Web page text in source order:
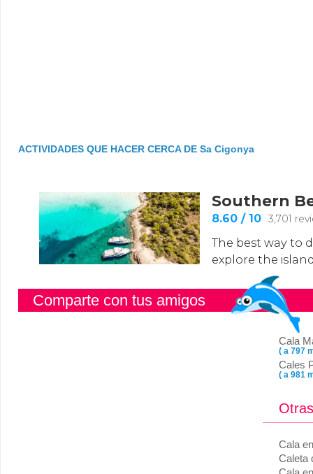
ACTIVIDADES QUE HACER CERCA DE Sa Cigonya
Comparte con tus amigos
Cala
( a 797
Cales
( a 981
Cala
Caleta